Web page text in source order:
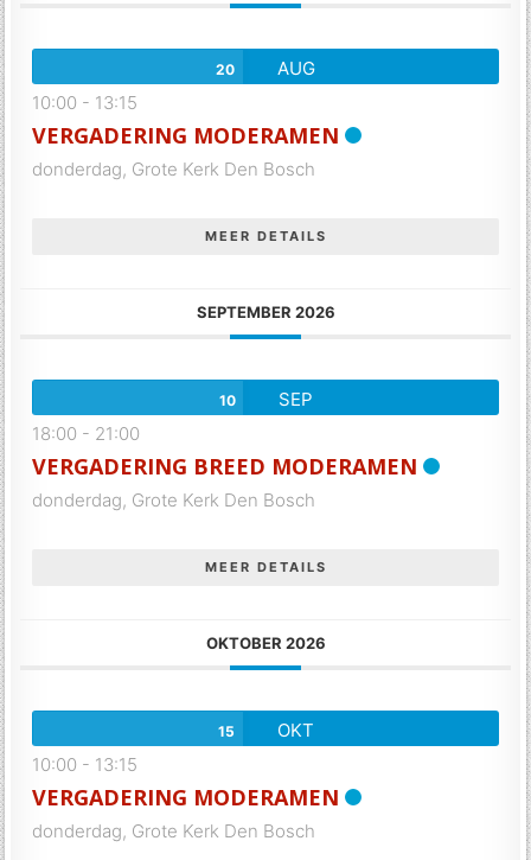
20
AUG
10:00 - 13:15
VERGADERING MODERAMEN
donderdag, Grote Kerk Den Bosch
MEER DETAILS
SEPTEMBER 2026
10
SEP
18:00 - 21:00
VERGADERING BREED MODERAMEN
donderdag, Grote Kerk Den Bosch
MEER DETAILS
OKTOBER 2026
15
OKT
10:00 - 13:15
VERGADERING MODERAMEN
donderdag, Grote Kerk Den Bosch